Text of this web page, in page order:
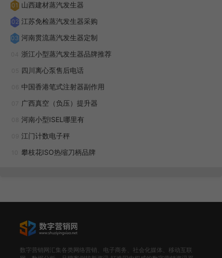
动滑台公司在哪方面是被客户认可的，是费用、品质还是服务
方法查看电动滑台公司的硬件配置。设备设施、占地面积、太
01 山西建材蒸汽发生器
02 江苏免检蒸汽发生器采购
03 河南贯流蒸汽发生器定制
浙江小型蒸汽发生器品牌推荐
四川离心泵售后电话
中国香港笔式注射器副作用
广西真空（负压）提升器
河南小型ISEL哪里有
江门计数电子秤
攀枝花ISO热缩刀柄品牌
数字营销网汇集各类网络营销、电子商务、社会化媒体、移动互联